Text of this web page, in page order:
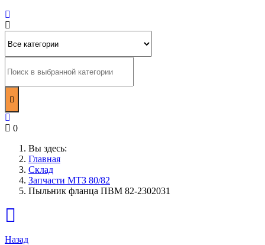
0
Вы здесь:
Главная
Склад
Запчасти МТЗ 80/82
Пыльник фланца ПВМ 82-2302031
Назад